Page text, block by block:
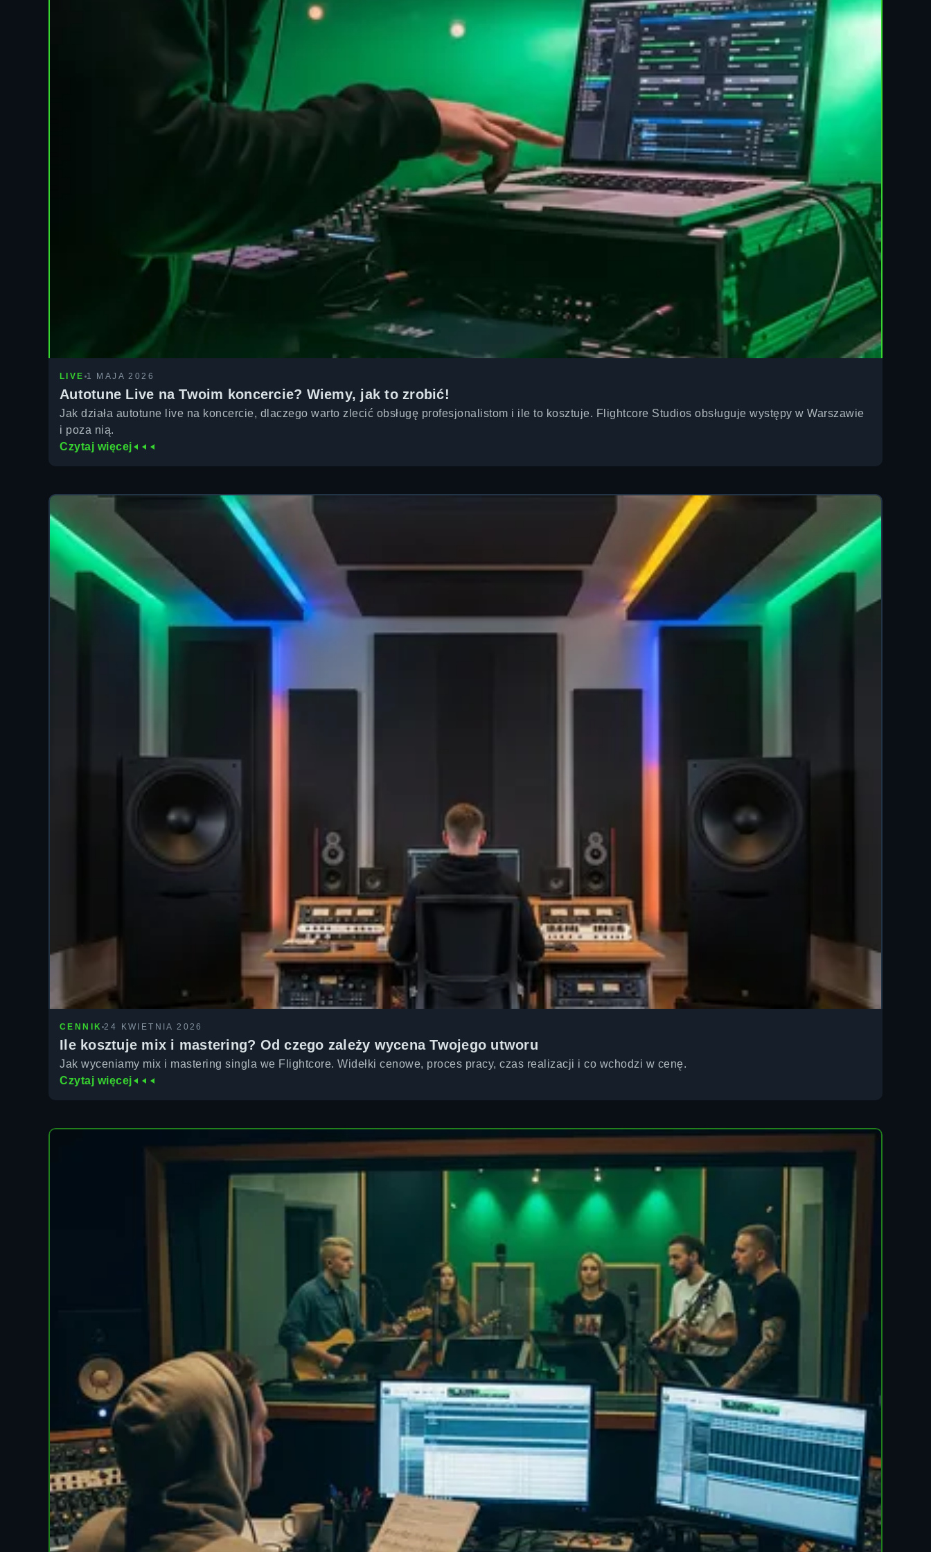
LIVE 1 MAJA 2026
Autotune Live na Twoim koncercie? Wiemy, jak to zrobić!
Jak działa autotune live na koncercie, dlaczego warto zlecić obsługę profesjonalistom i ile to kosztuje. Flightcore Studios obsługuje występy w Warszawie
i poza nią.
Czytaj więcej
CENNIK 24 KWIETNIA 2026
Ile kosztuje mix i mastering? Od czego zależy wycena Twojego utworu
Jak wyceniamy mix i mastering singla we Flightcore. Widełki cenowe, proces pracy, czas realizacji i co wchodzi w cenę.
Czytaj więcej